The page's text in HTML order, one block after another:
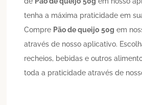
tenha a máxima praticidade em
Compre Pão de queijo 50g em
através de nosso aplicativo.
recheios, bebidas e outros
toda a praticidade através de